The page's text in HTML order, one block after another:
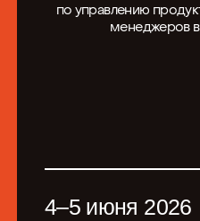
500+ руководителей
50+ спикеров